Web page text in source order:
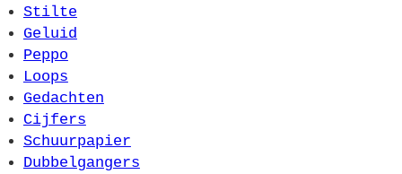
Stilte
Geluid
Peppo
Loops
Gedachten
Cijfers
Schuurpapier
Dubbelgangers